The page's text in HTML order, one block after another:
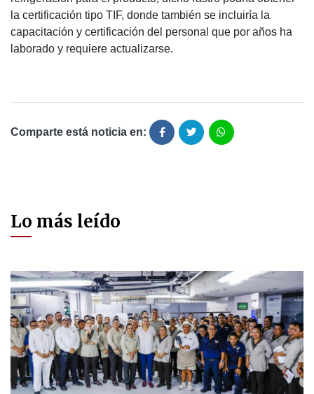
la certificación tipo TIF, donde también se incluiría la
capacitación y certificación del personal que por años ha
laborado y requiere actualizarse.
Comparte está noticia en:
Lo más leído